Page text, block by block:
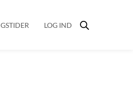
LOG IND